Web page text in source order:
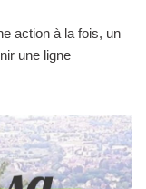
action à la fois, un
une ligne